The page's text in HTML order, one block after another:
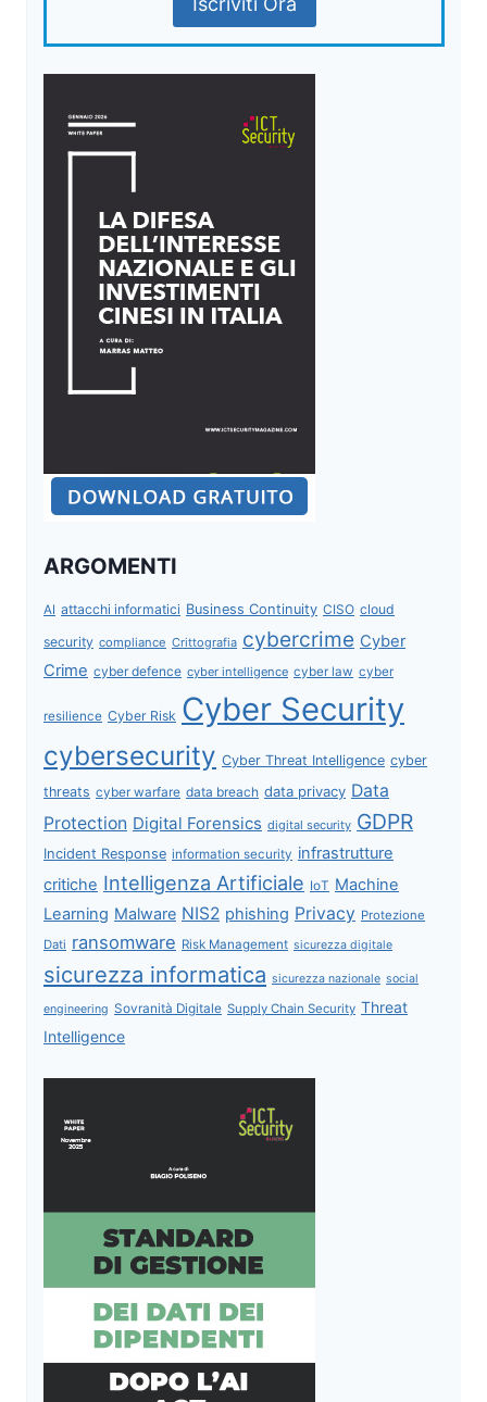
ARGOMENTI
AI attacchi informatici Business Continuity CISO cloud
security compliance Crittografia cybercrime Cyber
Crime cyber defence cyber intelligence cyber law cyber
resilience Cyber Risk Cyber Security
cybersecurity Cyber Threat Intelligence cyber
threats cyber warfare data breach data privacy Data
Protection Digital Forensics digital security GDPR
Incident Response information security infrastrutture
critiche Intelligenza Artificiale IoT Machine
Learning Malware NIS2 phishing Privacy Protezione
Dati ransomware Risk Management sicurezza digitale
sicurezza informatica sicurezza nazionale social
engineering Sovranità Digitale Supply Chain Security Threat
Intelligence